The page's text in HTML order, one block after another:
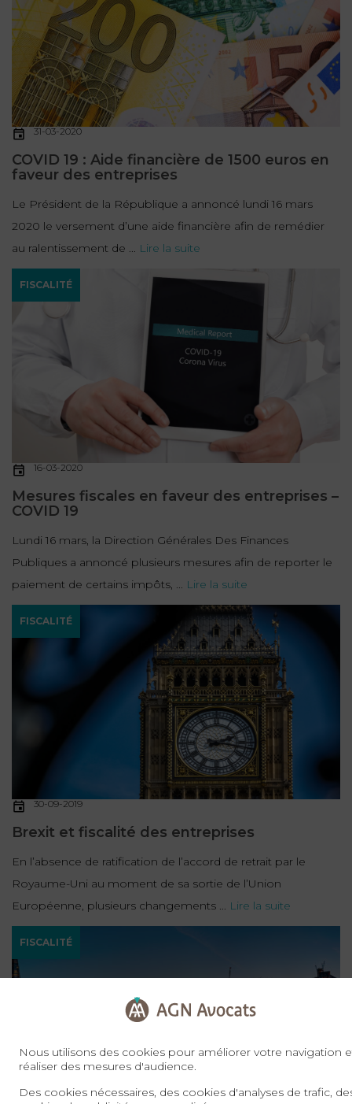
31-03-2020
COVID 19 : Aide financière de 1500 euros en
faveur des entreprises
Le Président de la République a annoncé lundi 16 mars
2020 le versement d’une aide financière afin de remédier
au ralentissement de ... Lire la suite
FISCALITÉ
16-03-2020
Mesures fiscales en faveur des entreprises –
COVID 19
Lundi 16 mars, la Direction Générales Des Finances
Publiques a annoncé plusieurs mesures afin de reporter le
paiement de certains impôts, ... Lire la suite
FISCALITÉ
30-09-2019
Brexit et fiscalité des entreprises
En l’absence de ratification de l’accord de retrait par le
Royaume-Uni au moment de sa sortie de l’Union
Européenne, plusieurs changements ... Lire la suite
FISCALITÉ
Nous utilisons des cookies pour améliorer votre navigation
réaliser des mesures d'audience.
Des cookies nécessaires, des cookies d'analyses de trafic,